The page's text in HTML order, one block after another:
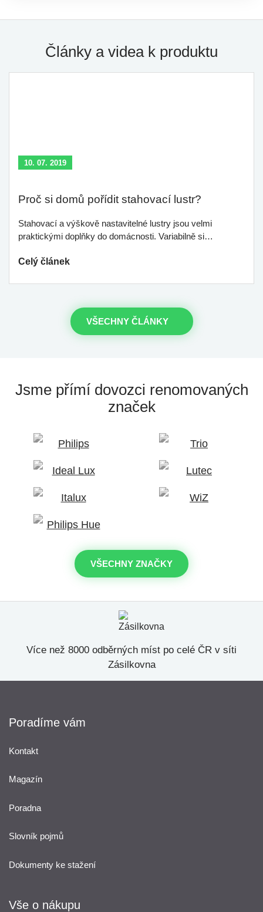
Články a videa k produktu
10. 07. 2019
Proč si domů pořídit stahovací lustr?
Stahovací a výškově nastavitelné lustry jsou velmi
praktickými doplňky do domácnosti. Variabilně si…
Celý článek
VŠECHNY ČLÁNKY
Jsme přímí dovozci renomovaných
značek
VŠECHNY ZNAČKY
Více než 8000 odběrných míst po celé ČR v síti
Zásilkovna
Poradíme vám
Kontakt
Magazín
Poradna
Slovník pojmů
Dokumenty ke stažení
Vše o nákupu